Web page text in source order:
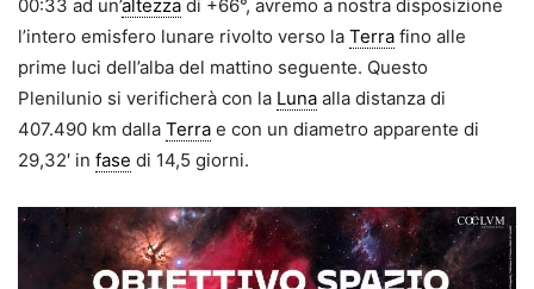
00:33 ad un’altezza di +66°, avremo a nostra disposizione
l’intero emisfero lunare rivolto verso la Terra fino alle
prime luci dell’alba del mattino seguente. Questo
Plenilunio si verificherà con la Luna alla distanza di
407.490 km dalla Terra e con un diametro apparente di
29,32′ in fase di 14,5 giorni.